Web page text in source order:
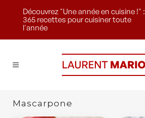
Découvrez "Une année en cuisine !" :
365 recettes pour cuisiner toute
l'année
Mascarpone